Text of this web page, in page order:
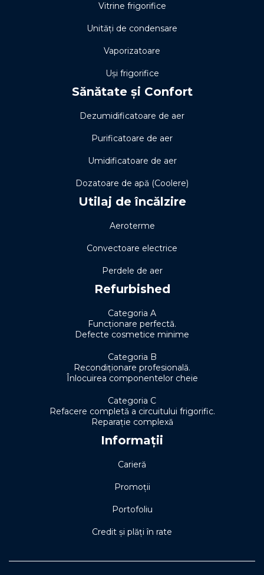
Vitrine frigorifice
Unități de condensare
Vaporizatoare
Uși frigorifice
Sănătate și Confort
Dezumidificatoare de aer
Purificatoare de aer
Umidificatoare de aer
Dozatoare de apă (Coolere)
Utilaj de încălzire
Aeroterme
Convectoare electrice
Perdele de aer
Refurbished
Categoria A
Funcționare perfectă.
Defecte cosmetice minime
Categoria B
Recondiționare profesională.
Înlocuirea componentelor cheie
Categoria C
Refacere completă a circuitului frigorific.
Reparație complexă
Informații
Carieră
Promoții
Portofoliu
Credit și plăți în rate